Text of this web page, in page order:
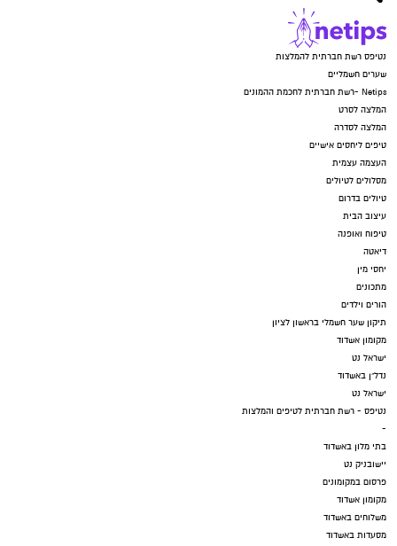
נטיפס רשת חברתית להמלצות
שערים חשמליים
Netips -רשת חברתית לחכמת ההמונים
המלצה לסרט
המלצה לסדרה
טיפים ליחסים אישיים
העצמה עצמית
מסלולים לטיולים
טיולים בדרום
עיצוב הבית
טיפוח ואופנה
דיאטה
יחסי מין
מתכונים
הורים וילדים
תיקון שער חשמלי בראשון לציון
מקומון אשדוד
ישראל נט
נדל"ן באשדוד
ישראל נט
נטיפס - רשת חברתית לטיפים והמלצות
-
בתי מלון באשדוד
יישובניק נט
פרסום במקומונים
מקומון אשדוד
משלוחים באשדוד
מסעדות באשדוד